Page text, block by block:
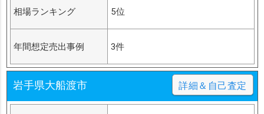
相場ランキング 5位
年間想定売出事例 3件
岩手県大船渡市 詳細＆自己査定